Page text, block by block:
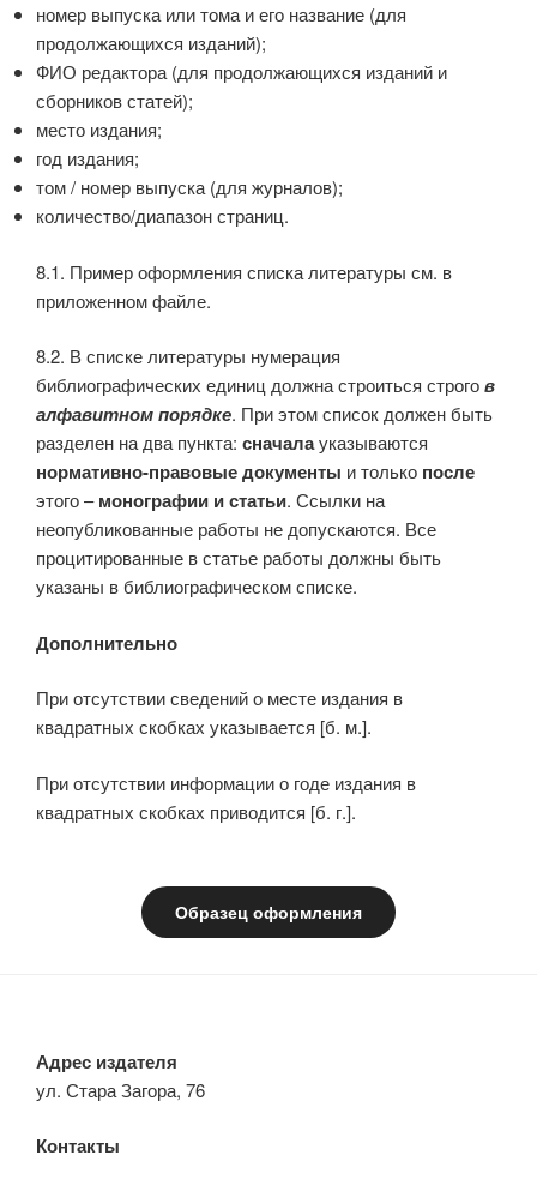
номер выпуска или тома и его название (для
продолжающихся изданий);
ФИО редактора (для продолжающихся изданий и
сборников статей);
место издания;
год издания;
том / номер выпуска (для журналов);
количество/диапазон страниц.
8.1. Пример оформления списка литературы см. в
приложенном файле.
8.2. В списке литературы нумерация
библиографических единиц должна строиться строгов
алфавитном порядке. При этом список должен быть
разделен на два пункта: сначалауказываются
нормативно-правовые документы и только после
этого –монографии и статьи. Ссылки на
неопубликованные работы не допускаются. Все
процитированные в статье работы должны быть
указаны в библиографическом списке.
Дополнительно
При отсутствии сведений о месте издания в
квадратных скобках указывается [б. м.].
При отсутствии информации о годе издания в
квадратных скобках приводится [б. г.].
Образец оформления
Адрес издателя
ул. Стара Загора, 76
Контакты